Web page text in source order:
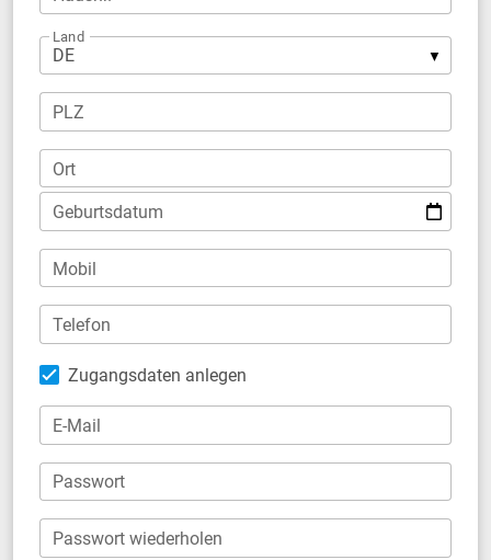
Land
PLZ
Ort
Geburtsdatum
Mobil
Telefon
Zugangsdaten anlegen
E-Mail
Passwort
Passwort wiederholen